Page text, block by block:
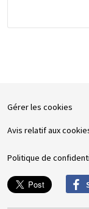
Gérer les cookies
Avis relatif aux
Politique de